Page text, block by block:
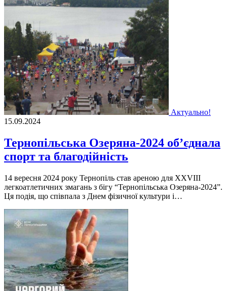
Актуально!
15.09.2024
Тернопільська Озеряна-2024 об’єднала
спорт та благодійність
14 вересня 2024 року Тернопіль став ареною для XXVІIІ
легкоатлетичних змагань з бігу “Тернопільська Озеряна-2024”.
Ця подія, що співпала з Днем фізичної культури і…